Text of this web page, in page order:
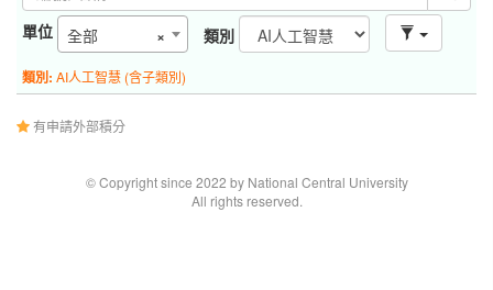
單位 ×
全部 類別
類別: AI人工智慧 (含子類別)
有申請外部積分
© Copyright since 2022 by National Central University
All rights reserved.